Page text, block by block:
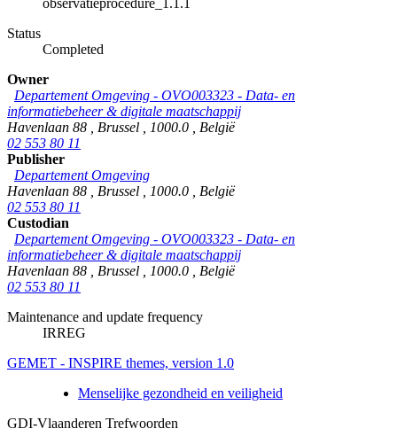
Status
Completed
Owner
Departement Omgeving - OVO003323 - Data- en
informatiebeheer & digitale maatschappij
Havenlaan 88
Brussel 1000.0
België
02 553 80 11
Publisher
Departement Omgeving
Havenlaan 88
Brussel 1000.0
België
02 553 80 11
Custodian
Departement Omgeving - OVO003323 - Data- en
informatiebeheer & digitale maatschappij
Havenlaan 88
Brussel 1000.0
België
02 553 80 11
Maintenance and update frequency
IRREG
GEMET - INSPIRE themes, version 1.0
Menselijke gezondheid en veiligheid
GDI-Vlaanderen Trefwoorden